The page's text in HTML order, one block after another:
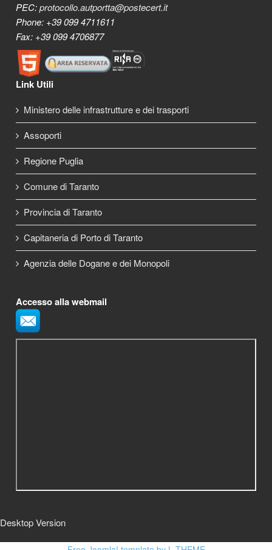
PEC:protocollo.autportta@postecert.it
Phone: +39 099 4711611
Fax: +39 099 4706877
Link Utili
Ministero delle infrastrutture e dei trasporti
Assoporti
Regione Puglia
Comune di Taranto
Provincia di Taranto
Capitaneria di Porto di Taranto
Agenzia delle Dogane e dei Monopoli
Accesso alla webmail
Desktop Version